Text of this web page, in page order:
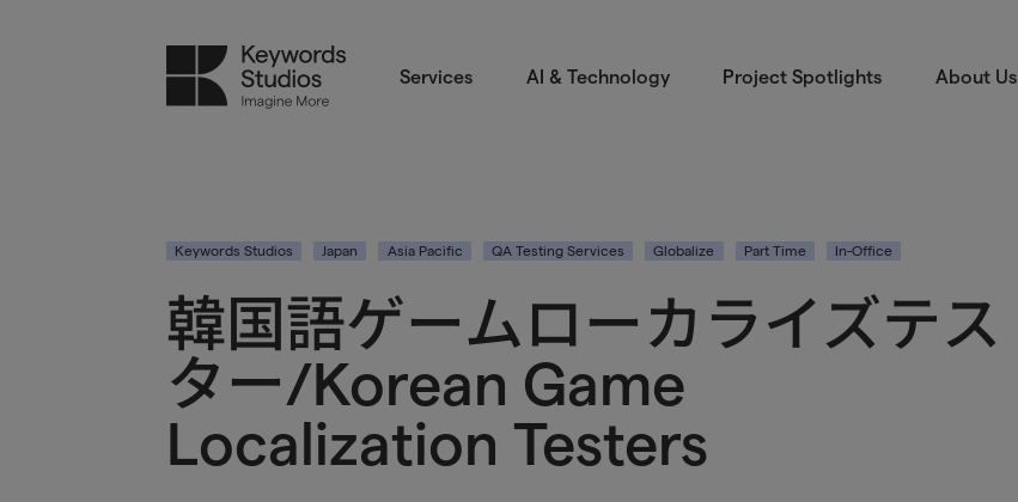
Services AI & Technology Project Spotlights About Us
Keywords Studios Japan Asia Pacific QA Testing Services Globalize Part Time In-Office
韓国語ゲームローカライズテス
ター/Korean Game
Localization Testers